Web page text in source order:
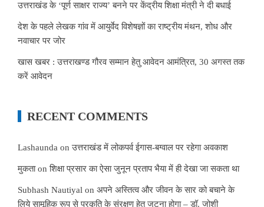
उत्तराखंड के ‘पूर्ण साक्षर राज्य’ बनने पर केंद्रीय शिक्षा मंत्री ने दी बधाई
देश के पहले लेखक गांव में आयुर्वेद विशेषज्ञों का राष्ट्रीय मंथन, शोध और
नवाचार पर जोर
खास खबर : उत्तराखण्ड गौरव सम्मान हेतु आवेदन आमंत्रित, 30 अगस्त तक
करें आवेदन
RECENT COMMENTS
Lashaunda onउत्तराखंड में लोकपर्व ईगास-बग्वाल पर रहेगा अवकाश
मुकताonशिक्षा प्रसार का ऐसा जुनून प्रताप भैया में ही देखा जा सकता था
Subhash Nautiyal on अपने अस्तित्व और जीवन के सार को बचाने के
लिये सामूहिक रूप से प्रकृति के संरक्षण हेतु जुटना होगा – डॉ. जोशी